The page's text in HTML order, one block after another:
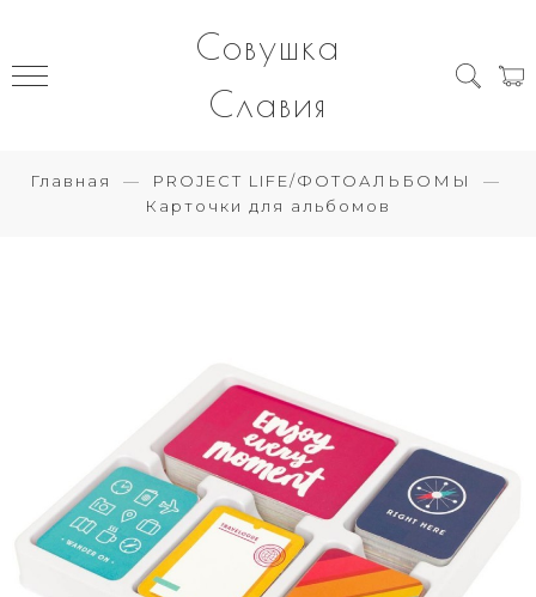
Совушка
Славия
Главная
PROJECT LIFE/ФОТОАЛЬБОМЫ
Карточки для альбомов